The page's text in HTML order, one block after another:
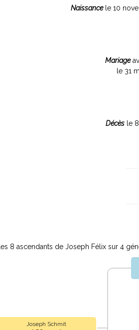
Naissancele 10
Mariage
le 31
Décès le
Les 8 ascendants de Joseph Félix sur 4
Joseph Schmit